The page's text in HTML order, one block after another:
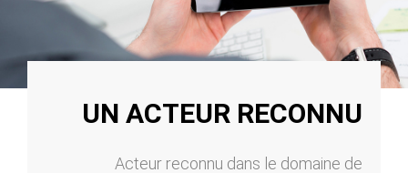
UN ACTEUR RECONNU
Acteur reconnu dans le domaine de